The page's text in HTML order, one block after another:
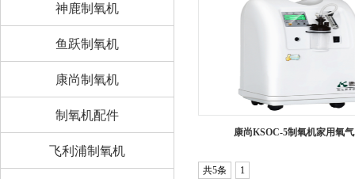
神鹿制氧机
鱼跃制氧机
康尚制氧机
制氧机配件
飞利浦制氧机
康尚KSOC-5制氧机家用氧气
共5条 1